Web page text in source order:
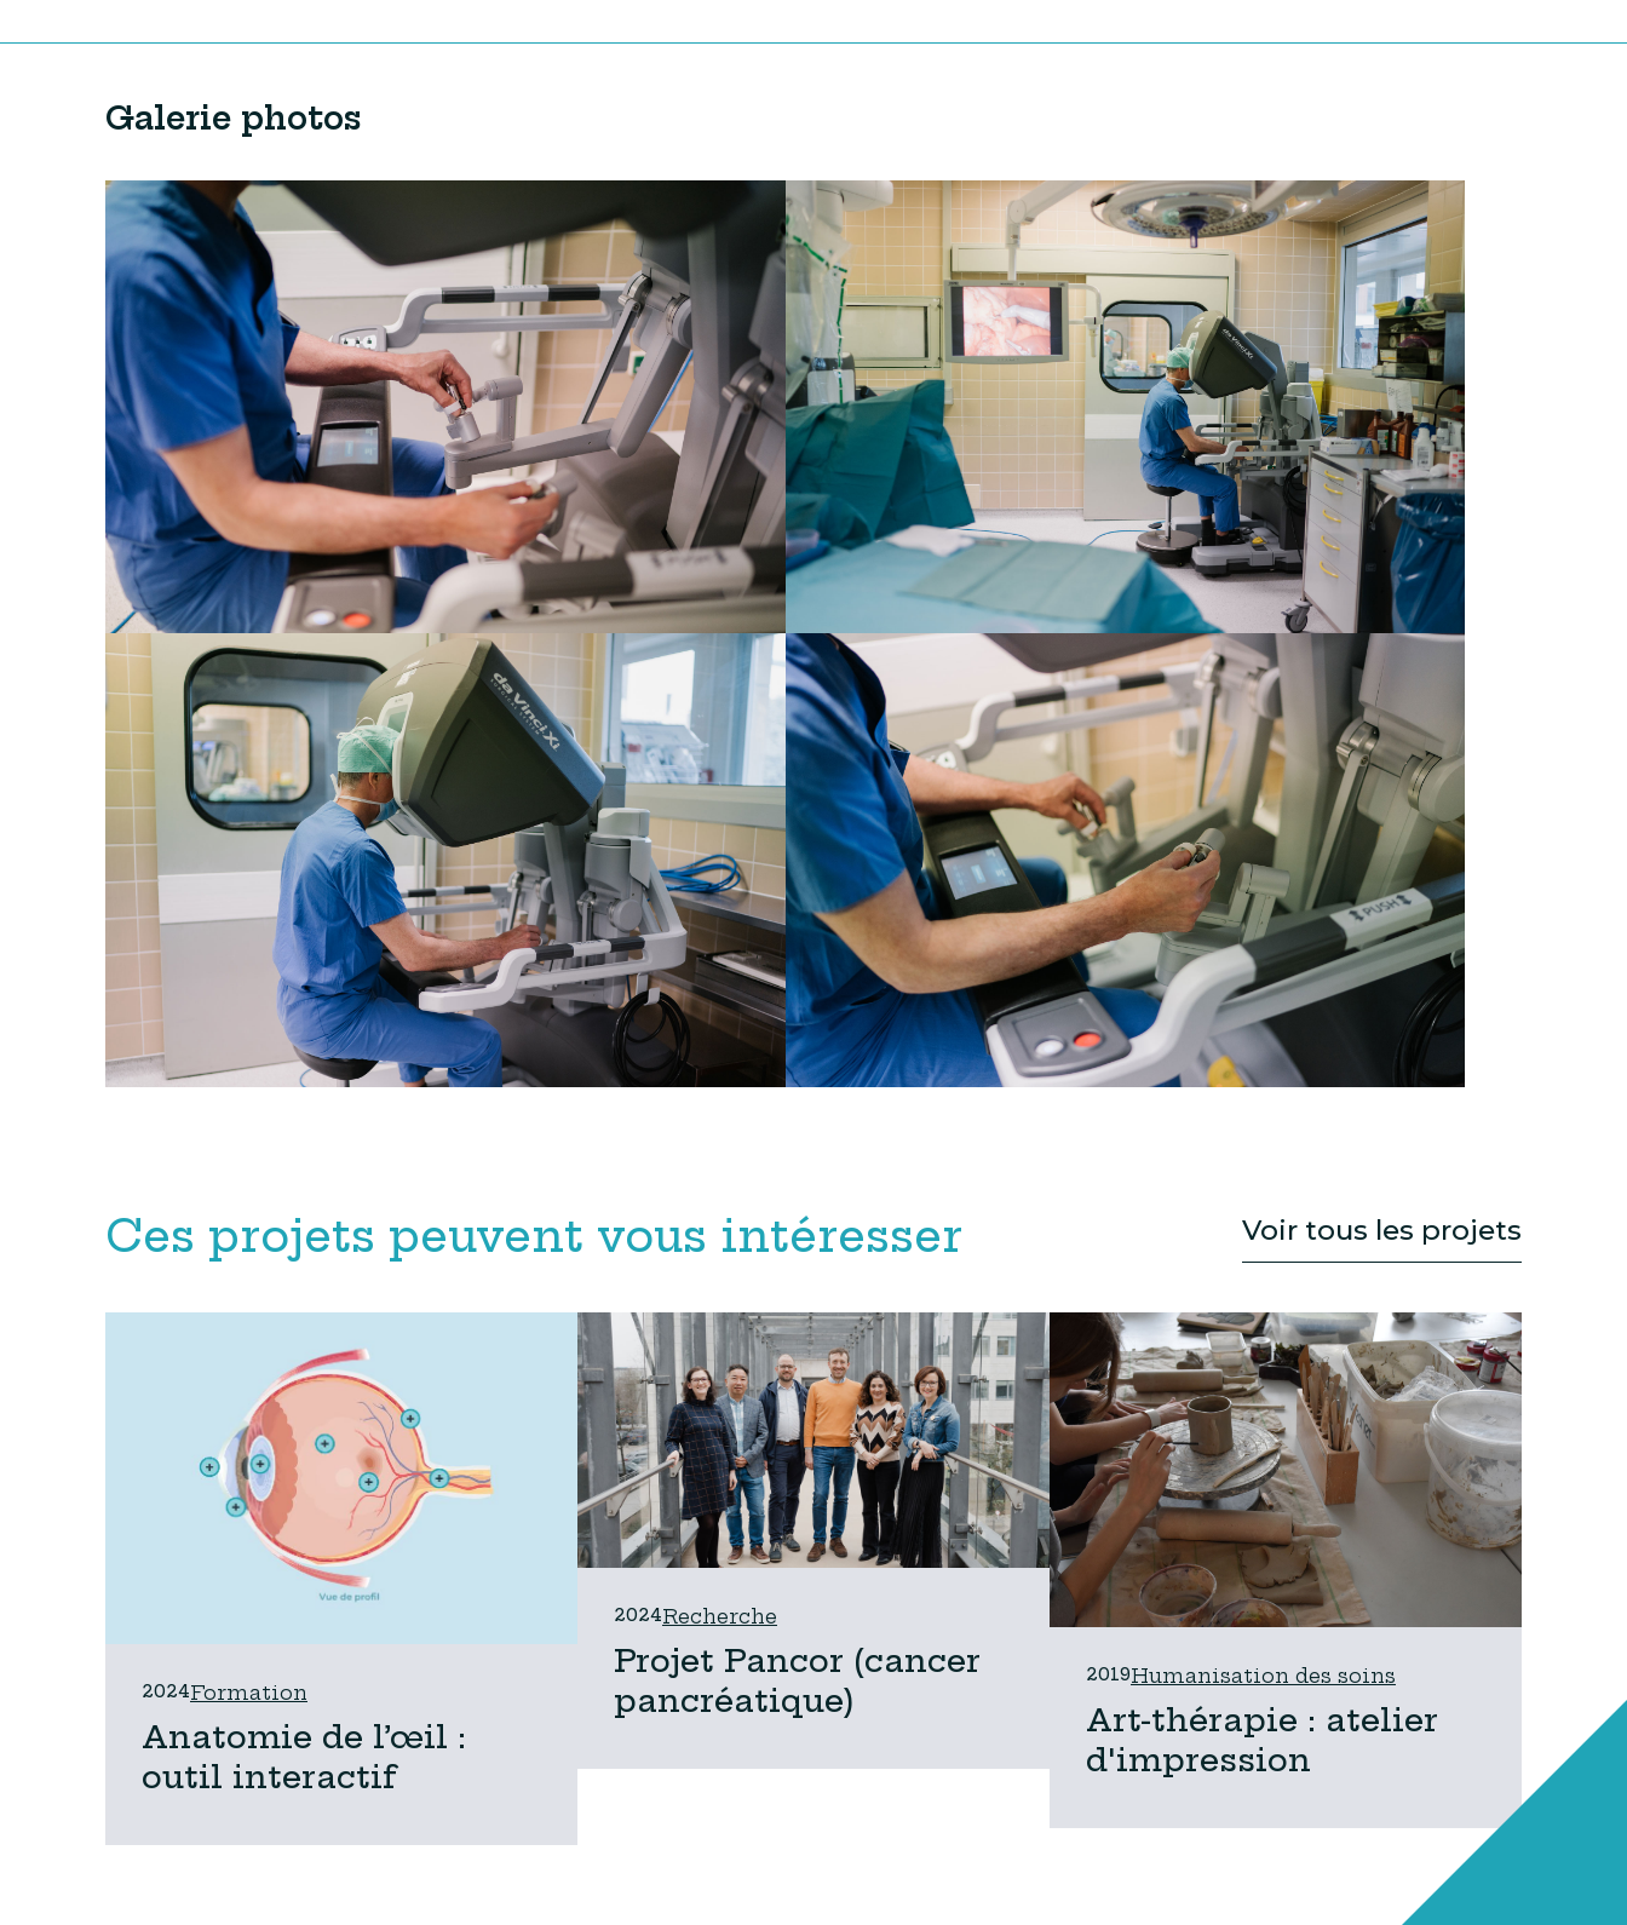
Galerie photos
Ces projets peuvent vous intéresser Voir tous les projets
2024Formation
Anatomie de l’œil :
outil interactif
2024Recherche
Projet Pancor (cancer
pancréatique)
2019Humanisation des soins
Art-thérapie : atelier
d'impression